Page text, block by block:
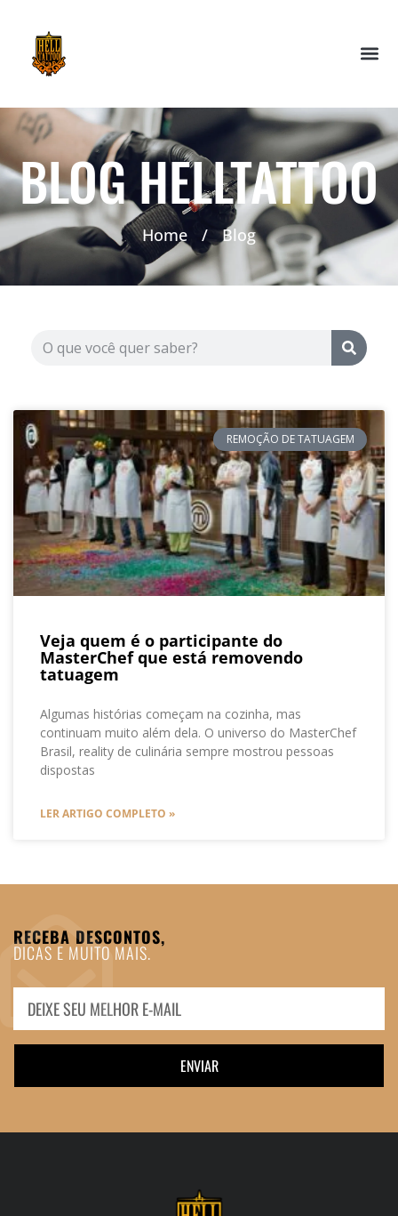
BLOG HELLTATTOO
Home / Blog
REMOÇÃO DE TATUAGEM
Veja quem é o participante do
MasterChef que está removendo
tatuagem
Algumas histórias começam na cozinha, mas
continuam muito além dela. O universo do MasterChef
Brasil, reality de culinária sempre mostrou pessoas
dispostas
LER ARTIGO COMPLETO »
RECEBA DESCONTOS,
DICAS E MUITO MAIS.
ENVIAR